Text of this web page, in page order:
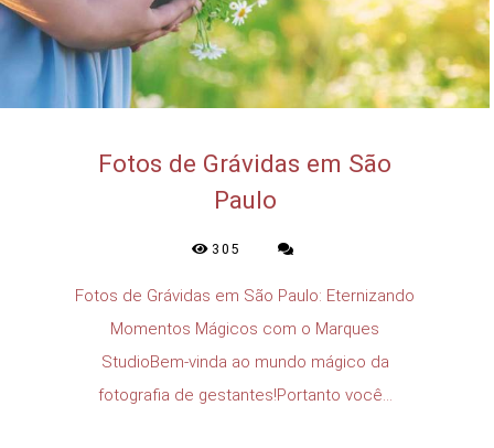
Fotos de Grávidas em São
Paulo
305
Fotos de Grávidas em São Paulo: Eternizando
Momentos Mágicos com o Marques
StudioBem-vinda ao mundo mágico da
fotografia de gestantes!Portanto você...